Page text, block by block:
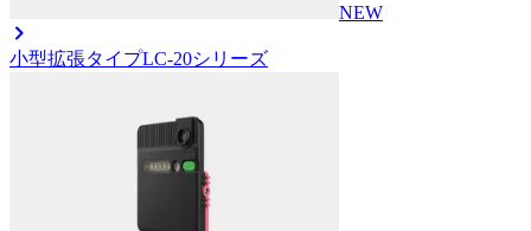
NEW
小型拡張タイプLC-20シリーズ